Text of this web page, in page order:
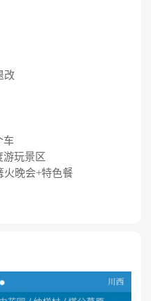
改
车
玩景区
火晚会+特色餐